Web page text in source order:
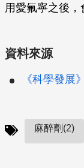
用愛氟寧之後，
資料來源
《科學發展
麻醉劑(2)